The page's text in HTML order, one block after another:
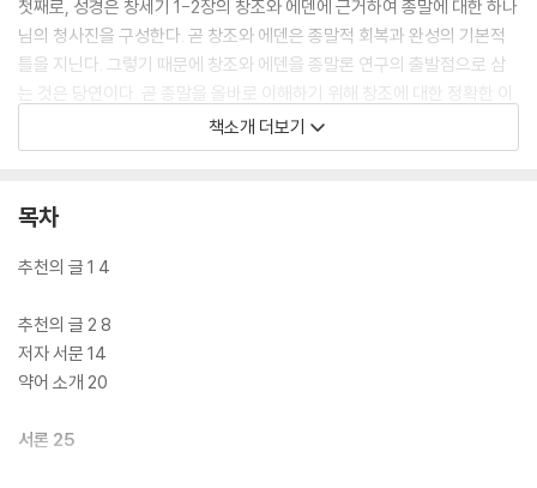
첫째로, 성경은 창세기 1-2장의 창조와 에덴에 근거하여 종말에 대한 하나
님의 청사진을 구성한다. 곧 창조와 에덴은 종말적 회복과 완성의 기본적
틀을 지닌다. 그렇기 때문에 창조와 에덴을 종말론 연구의 출발점으로 삼
는 것은 당연이다. 곧 종말을 올바로 이해하기 위해 창조에 대한 정확한 이
해는 필 수적이다. 그러므로 본서에서 종말에 대한 정확한 이해를 위해 창
세기 1-2장을 중심으로 창조와 에덴에 대한 철저한 연구에 촛점을 맞춘다.
둘째로, 창조와 에덴에 대한 연구가 종말에 대한 이해를 결정한다는 사실
거하여 볼 때, 종말에 대한 주제는 창조 때만 국한된 것이 아니라 타락 이후
다고 볼 수 있다. 곧 하나님은 완전하시고 신실하시기 때문에 아담의 타락
이 하나님의 창조 목적을 좌절시킬 수는 없다. 그러므로 타락 이후의 구속
역사에서도 타락 전에 하나님께서 가지고 계셨던 창조 목적이 이루어지는
복의 역사 곧 에덴 회복의 역사인 것이다. 이 과정은 에덴 회복의 과정으로
책소개 더보기
목차
추천의 글 1 4
추천의 글 2 8
저자 서문 14
약어 소개 20
서론 25